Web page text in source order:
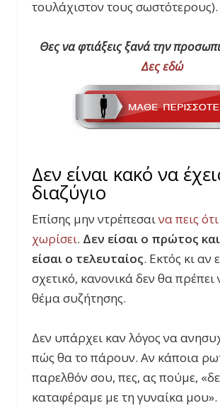
τουλάχιστον τους σωστότερους).
Θες να φτιάξεις ξανά την
Δες εδώ
Δεν είναι κακό να
διαζύγιο
Επίσης μην ντρέπεσαινα πεις
χωρίσει. Δεν είσαι ο πρώτος
είσαι ο τελευταίος. Εκτός κι αν
σχετικό, κανονικά δεν θα πρέπει
θέμα συζήτησης.
Δεν υπάρχει καν λόγος να
πώς θα το πάρουν. Αν κάποια
παρελθόν σου, πες, ας πούμε,
καταφέραμε με τη γυναίκα μου».